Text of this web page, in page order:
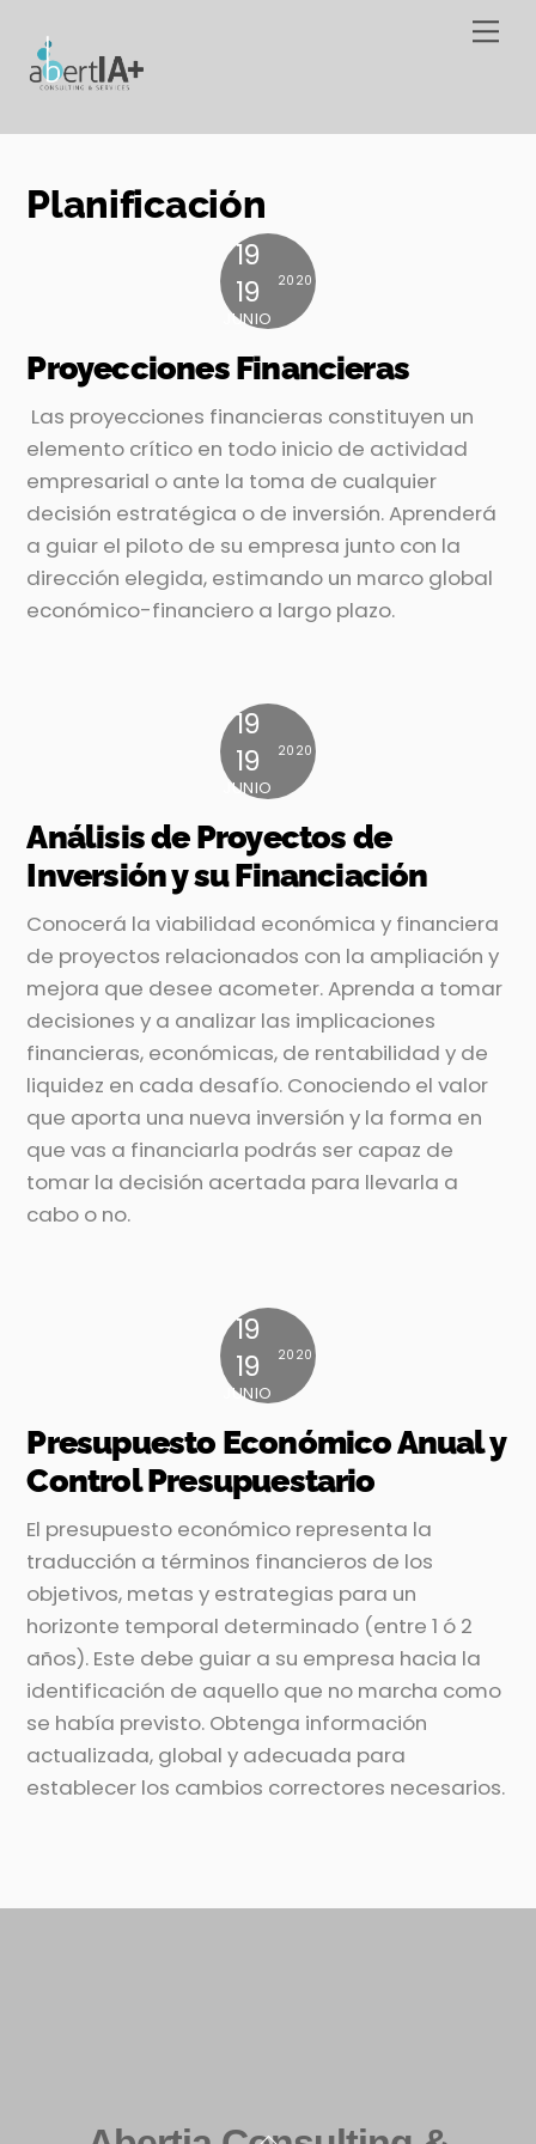
content
Planificación
19
19
JUNIO
2020
Proyecciones Financieras
Las proyecciones financieras constituyen un
elemento crítico en todo inicio de actividad
empresarial o ante la toma de cualquier
decisión estratégica o de inversión. Aprenderá
a guiar el piloto de su empresa junto con la
dirección elegida, estimando un marco global
económico-financiero a largo plazo.
19
19
JUNIO
2020
Análisis de Proyectos de
Inversión y su Financiación
Conocerá la viabilidad económica y financiera
de proyectos relacionados con la ampliación y
mejora que desee acometer. Aprenda a tomar
decisiones y a analizar las implicaciones
financieras, económicas, de rentabilidad y de
liquidez en cada desafío. Conociendo el valor
que aporta una nueva inversión y la forma en
que vas a financiarla podrás ser capaz de
tomar la decisión acertada para llevarla a
cabo o no.
19
19
JUNIO
2020
Presupuesto Económico Anual y
Control Presupuestario
El presupuesto económico representa la
traducción a términos financieros de los
objetivos, metas y estrategias para un
horizonte temporal determinado (entre 1 ó 2
años). Este debe guiar a su empresa hacia la
identificación de aquello que no marcha como
se había previsto. Obtenga información
actualizada, global y adecuada para
establecer los cambios correctores necesarios.
Back